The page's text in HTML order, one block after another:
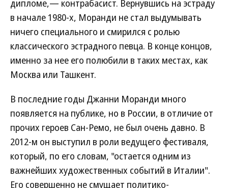
дипломе,— контрабасист. Вернувшись на эстраду
в начале 1980-х, Моранди не стал выдумывать
ничего специального и смирился с ролью
классического эстрадного певца. В конце концов,
именно за нее его полюбили в таких местах, как
Москва или Ташкент.
В последние годы Джанни Моранди много
появляется на публике, но в России, в отличие от
прочих героев Сан-Ремо, не был очень давно. В
2012-м он выступил в роли ведущего фестиваля,
который, по его словам, "остается одним из
важнейших художественных событий в Италии".
Его совершенно не смущает политико-